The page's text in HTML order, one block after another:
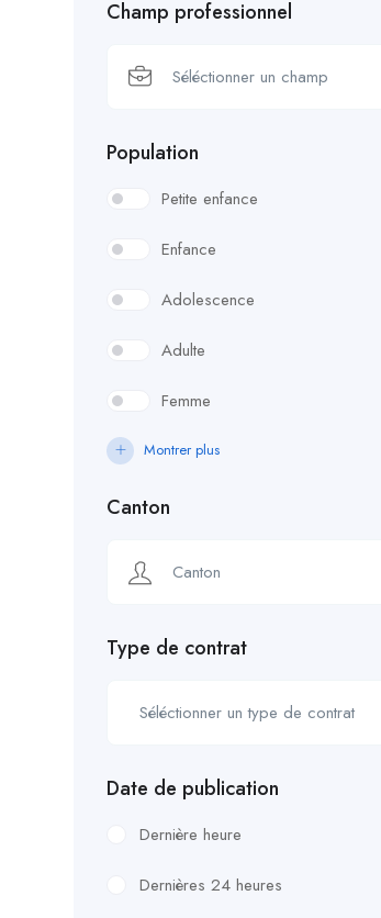
Champ professionnel
Population
Petite enfance
Enfance
Adolescence
Adulte
Femme
Montrer plus
Canton
Type de contrat
Date de publication
Dernière heure
Dernières 24 heures